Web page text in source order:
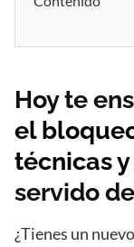
Hoy te
el
técnicas
servido
¿Tienes un